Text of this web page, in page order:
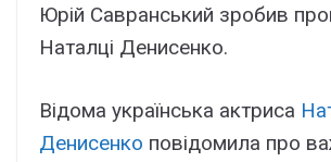
Юрій Савранський зробив
Наталці Денисенко.
Відома українська актриса
Денисенко повідомила про